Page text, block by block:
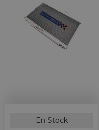
En Stock